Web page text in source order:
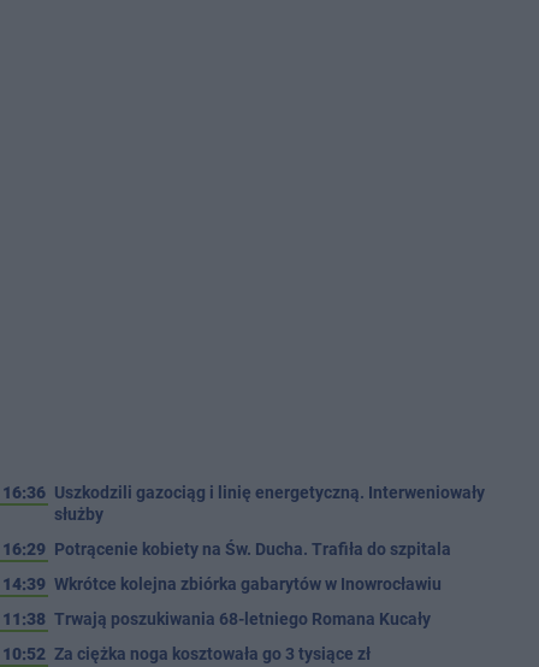
16:36 Uszkodzili gazociąg i linię energetyczną. Interweniowały
służby
16:29 Potrącenie kobiety na Św. Ducha. Trafiła do szpitala
14:39 Wkrótce kolejna zbiórka gabarytów w Inowrocławiu
11:38 Trwają poszukiwania 68-letniego Romana Kucały
10:52 Za ciężka noga kosztowała go 3 tysiące zł